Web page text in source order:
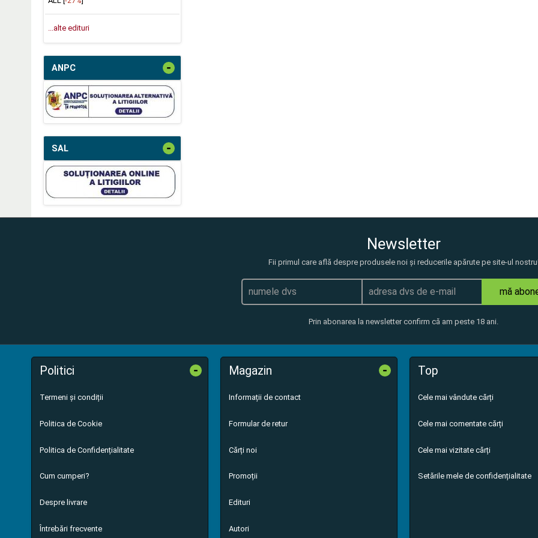
...alte edituri
ANPC -
SAL -
Newsletter
Fii primul care află despre produsele noi și reducerile apărute pe site-ul
mă
Prin abonarea la newsletter confirm că am peste 18 ani.
Politici -
Termeni și condiții
Politica de Cookie
Politica de Confidențialitate
Cum cumperi?
Despre livrare
Întrebări frecvente
Magazin -
Informații de contact
Formular de retur
Cărți noi
Promoții
Edituri
Autori
Top
Cele mai vândute cărți
Cele mai comentate cărți
Cele mai vizitate cărți
Setările mele de confidențialitate